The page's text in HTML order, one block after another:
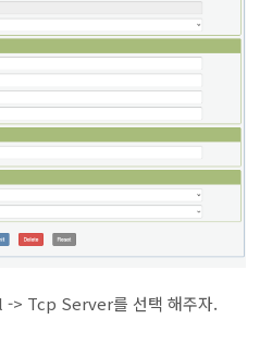
> Tcp Server를 선택 해주자.